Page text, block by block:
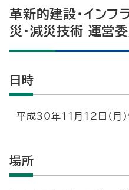
革新的建設・イン
災・減災技術 運営
日時
平成30年11月12日（月
場所